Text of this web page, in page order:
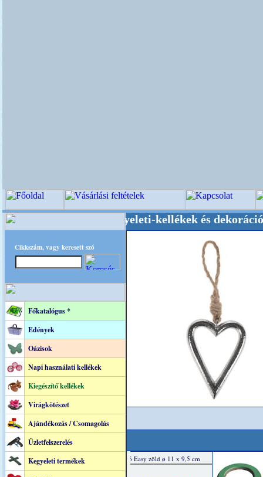
Cikkszám, vagy keresett szó
Főkatalógus *
Edények
Oázisok
Napi használati kellékek
Kiegészítő kellékek
Virágkötészet
Ajándékozás / Csomagolás
Üzletfelszerelés
Kegyeleti termékek
, Kegyeleti-kellékek és dekoráció!